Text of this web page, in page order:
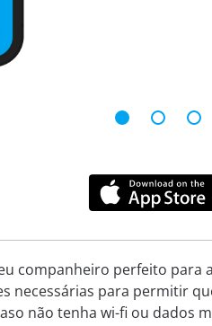
companheiro perfeito
necessárias para permitir
não tenha wi-fi ou dados